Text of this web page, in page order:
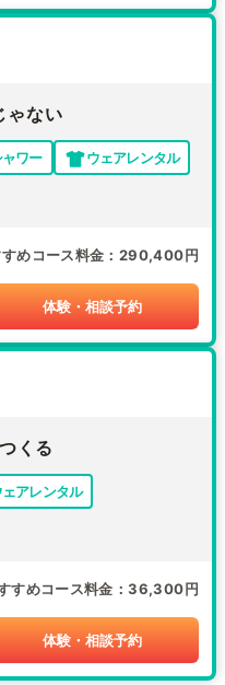
ゃない
ャワー
ウェアレンタル
めコース料金 290,400円
体験・相談予約
くる
ェアレンタル
すめコース料金 36,300円
体験・相談予約